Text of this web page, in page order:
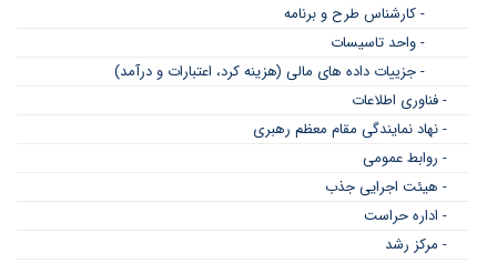
- کارشناس طرح و برنامه
- واحد تاسیسات
- جزییات داده های مالی (هزینه کرد، اعتبارات و درآمد)
- فناوری اطلاعات
- نهاد نمایندگی مقام معظم رهبری
- روابط عمومی
- هیئت اجرایی جذب
- اداره حراست
- مرکز رشد